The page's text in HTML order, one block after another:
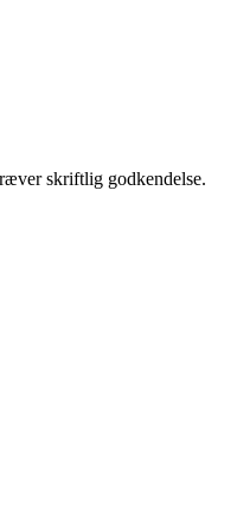
skriftlig godkendelse.